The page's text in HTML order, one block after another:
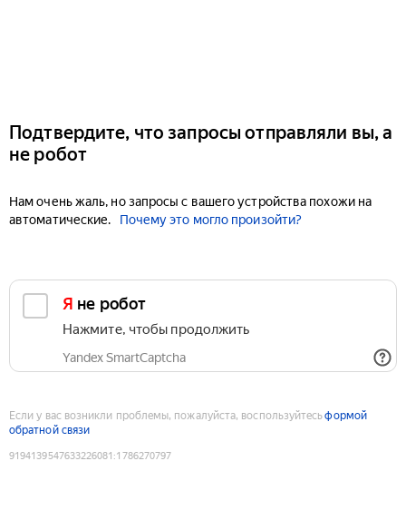
Подтвердите, что запросы отправляли вы, а
не робот
Нам очень жаль, но запросы с вашего устройства похожи на
автоматические.
Почему это могло произойти?
Я не робот
Нажмите, чтобы продолжить
Yandex SmartCaptcha
Если у вас возникли проблемы, пожалуйста, воспользуйтесьформой
обратной связи
9194139547633226081 :1786270797